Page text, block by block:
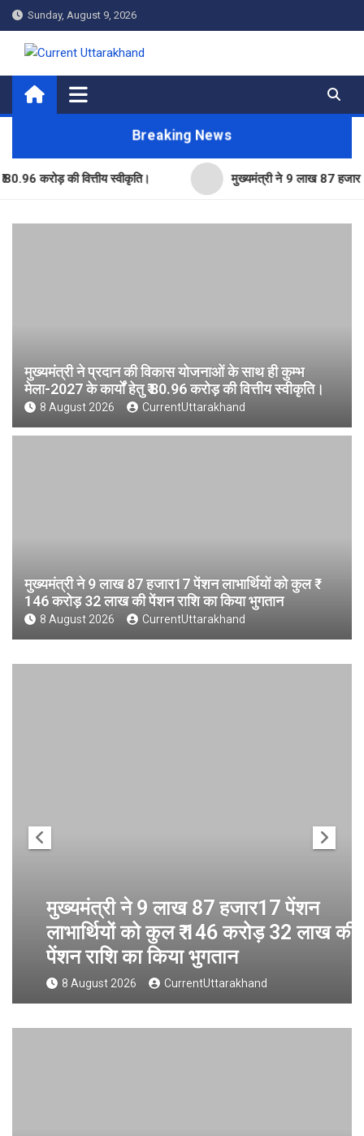
Skip
to
content
Sunday, August 9, 2026
Current Uttarakhand
Breaking News
की वित्तीय स्वीकृति। मुख्यमंत्री ने 9 लाख 87 हजार17 पेंशन
मुख्यमंत्री ने प्रदान की विकास योजनाओं के साथ ही कुम्भ
मेला-2027 के कार्यों हेतु ₹ 80.96 करोड़ की वित्तीय स्वीकृति।
8 August 2026 CurrentUttarakhand
मुख्यमंत्री ने 9 लाख 87 हजार17 पेंशन लाभार्थियों को कुल ₹
146 करोड़ 32 लाख की पेंशन राशि का किया भुगतान
8 August 2026 CurrentUttarakhand
मुख्यमंत्री ने 9 लाख 87 हजार17 पेंशन
लाभार्थियों को कुल ₹ 146 करोड़ 32 लाख की
पेंशन राशि का किया भुगतान
8 August 2026 CurrentUttarakhand